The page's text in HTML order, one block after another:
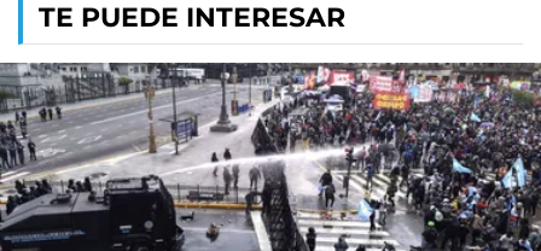
TE PUEDE INTERESAR